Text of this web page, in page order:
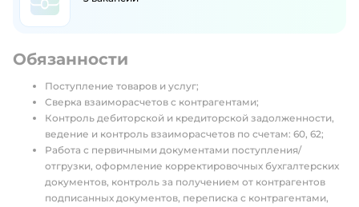
Обязанности
Поступление товаров и услуг;
Сверка взаиморасчетов с контрагентами;
Контроль дебиторской и кредиторской задолженности,
ведение и контроль взаиморасчетов по счетам: 60, 62;
Работа с первичными документами поступления/
отгрузки, оформление корректировочных бухгалтерских
документов, контроль за получением от контрагентов
подписанных документов, переписка с контрагентами,